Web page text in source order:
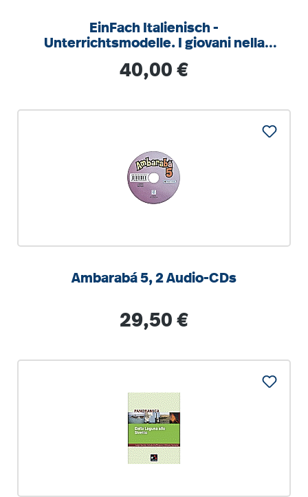
EinFach Italienisch -
Unterrichtsmodelle. I giovani nella
Regulärer Preis:
40,00 €
Ambarabá 5, 2 Audio-CDs
Regulärer Preis:
29,50 €